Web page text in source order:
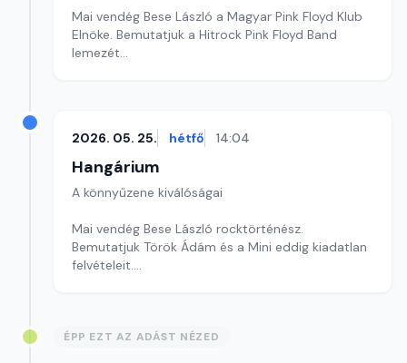
Mai vendég Bese László a Magyar Pink Floyd Klub
Elnöke. Bemutatjuk a Hitrock Pink Floyd Band
lemezét
2026. 05. 25. hétfő 14:04
Hangárium
A könnyűzene kiválóságai
Mai vendég Bese László rocktörténész.
Bemutatjuk Török Ádám és a Mini eddig kiadatlan
felvételeit.
ÉPP EZT AZ ADÁST NÉZED